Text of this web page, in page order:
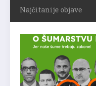
Najčitanije objave